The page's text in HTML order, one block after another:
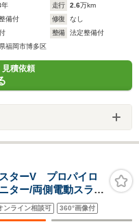
年 走行 2.6万km
備付 修復
なし
整備
法定整備付
福岡市博多区
見積依頼
ターV プロパイロ
ター/両側電動スライ
ントロール/LEDオー
16AW/禁煙車
ンライン相談可 360°画像付